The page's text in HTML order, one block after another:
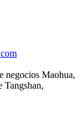
negocios Maohua,
Tangshan,